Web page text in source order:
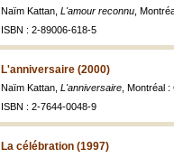
Naïm Kattan, L'amour reconnu ,
ISBN : 2-89006-618-5
L'anniversaire (2000)
Naïm Kattan, L'anniversaire , Montréal
ISBN : 2-7644-0048-9
La célébration (1997)